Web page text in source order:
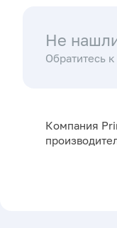
Не
Обратитесь
Компания